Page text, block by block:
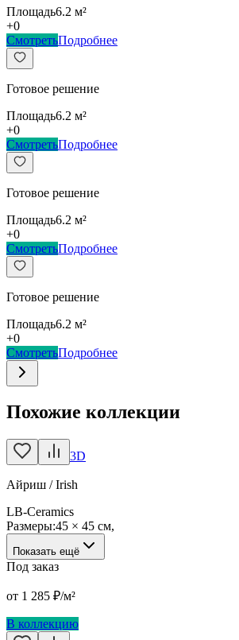
Площадь6.2 м²
+0
СмотретьПодробнее
Готовое решение
Площадь6.2 м²
+0
СмотретьПодробнее
Готовое решение
Площадь6.2 м²
+0
СмотретьПодробнее
Готовое решение
Площадь6.2 м²
+0
СмотретьПодробнее
Похожие коллекции
3D
Айриш / Irish
LB-Ceramics
Размеры:45 × 45 см,
Показать ещё
Под заказ
от 1 285 ₽/м²
В коллекцию